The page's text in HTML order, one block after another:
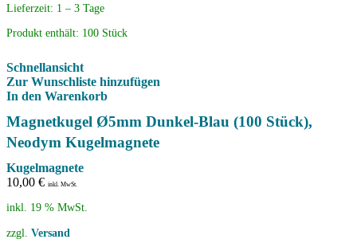
Lieferzeit: 1 – 3 Tage
Produkt enthält: 100 Stück
Schnellansicht
Zur Wunschliste hinzufügen
In den Warenkorb
Magnetkugel Ø5mm Dunkel-Blau (100 Stück),
Neodym Kugelmagnete
Kugelmagnete
10,00 € inkl. MwSt.
inkl. 19 % MwSt.
zzgl. Versand